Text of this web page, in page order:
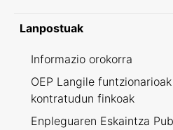
Lanpostuak
Informazio orokorra
OEP Langile
kontratudun finkoak
Enpleguaren Eskaintza